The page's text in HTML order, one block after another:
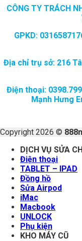
CÔNG TY TRÁCH
GPKD:
Địa chỉ trụ sở: 216
Điện thoại:
Mạnh Hưng
Copyright 2026 ©
DỊCH VỤ SỬA
Điện thoại
TABLET – IPAD
Đồng hồ
Sửa Airpod
iMac
Macbook
UNLOCK
Phụ kiện
KHO MÁY CŨ